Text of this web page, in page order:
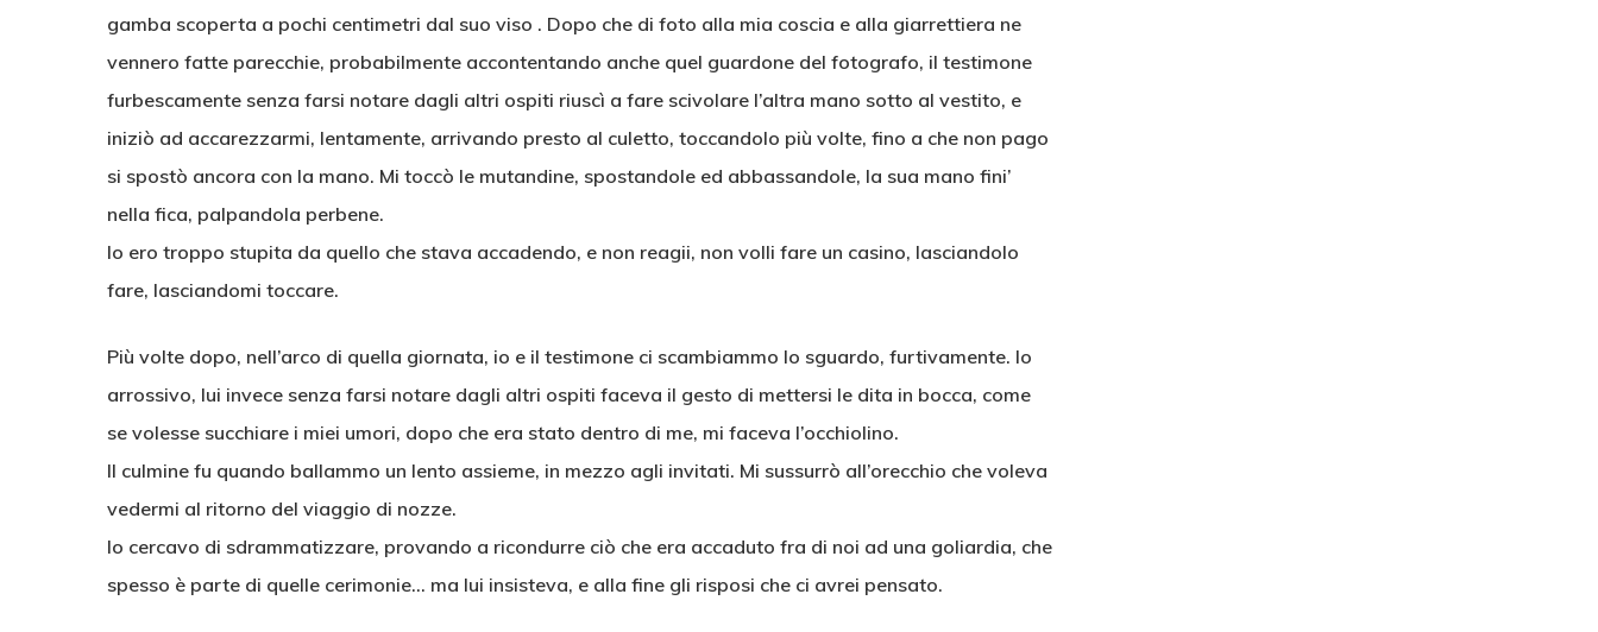
gamba scoperta a pochi centimetri dal suo viso . Dopo che di foto alla mia coscia e alla giarrettiera ne
vennero fatte parecchie, probabilmente accontentando anche quel guardone del fotografo, il testimone
furbescamente senza farsi notare dagli altri ospiti riuscì a fare scivolare l’altra mano sotto al vestito, e
iniziò ad accarezzarmi, lentamente, arrivando presto al culetto, toccandolo più volte, fino a che non pago
si spostò ancora con la mano. Mi toccò le mutandine, spostandole ed abbassandole, la sua mano fini’
nella fica, palpandola perbene.
Io ero troppo stupita da quello che stava accadendo, e non reagii, non volli fare un casino, lasciandolo
fare, lasciandomi toccare.
Più volte dopo, nell’arco di quella giornata, io e il testimone ci scambiammo lo sguardo, furtivamente. Io
arrossivo, lui invece senza farsi notare dagli altri ospiti faceva il gesto di mettersi le dita in bocca, come
se volesse succhiare i miei umori, dopo che era stato dentro di me, mi faceva l’occhiolino.
Il culmine fu quando ballammo un lento assieme, in mezzo agli invitati. Mi sussurrò all’orecchio che voleva
vedermi al ritorno del viaggio di nozze.
Io cercavo di sdrammatizzare, provando a ricondurre ciò che era accaduto fra di noi ad una goliardia, che
spesso è parte di quelle cerimonie… ma lui insisteva, e alla fine gli risposi che ci avrei pensato.